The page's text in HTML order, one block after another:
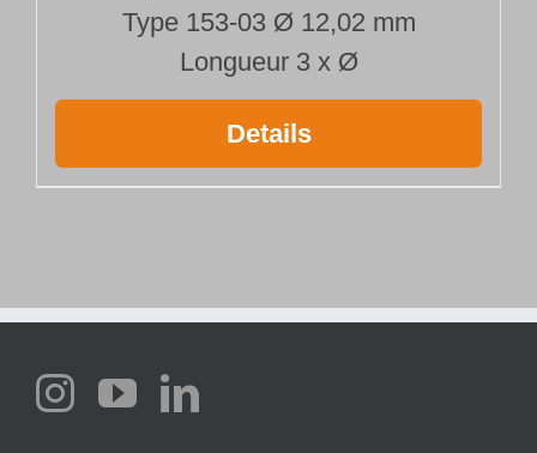
Type 153-03 Ø 12,02 mm
Longueur 3 x Ø
Details